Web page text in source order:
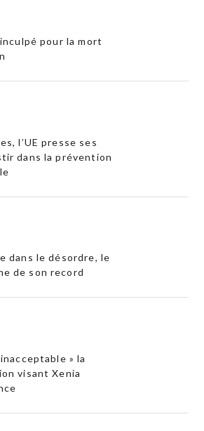
pour la mort
l’UE presse ses
dans la prévention
dans le désordre, le
de son record
» la
visant Xenia